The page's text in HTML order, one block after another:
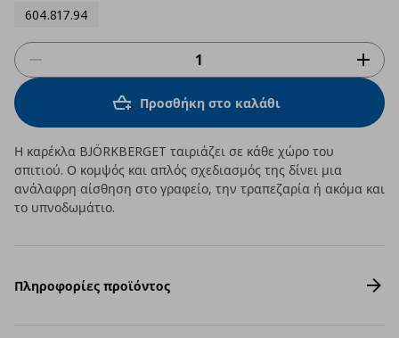
604.817.94
Προσθήκη στο καλάθι
Η καρέκλα BJÖRKBERGET ταιριάζει σε κάθε χώρο του
σπιτιού. Ο κομψός και απλός σχεδιασμός της δίνει μια
ανάλαφρη αίσθηση στο γραφείο, την τραπεζαρία ή ακόμα και
το υπνοδωμάτιο.
Πληροφορίες προϊόντος